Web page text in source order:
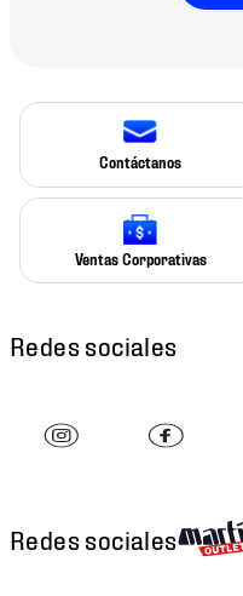
Contáctanos
Ventas Corporativas
Redes sociales
Redes sociales